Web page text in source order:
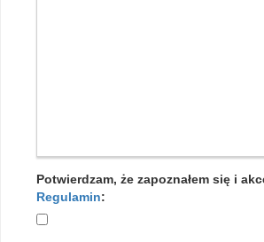
Potwierdzam, że zapoznałem się i
Regulamin: